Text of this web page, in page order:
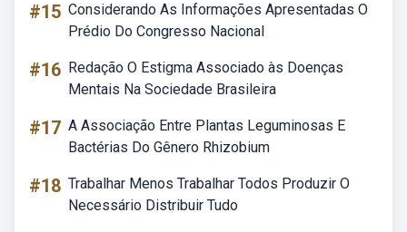
#15 Considerando As Informações Apresentadas O
Prédio Do Congresso Nacional
#16 Redação O Estigma Associado às Doenças
Mentais Na Sociedade Brasileira
#17 A Associação Entre Plantas Leguminosas E
Bactérias Do Gênero Rhizobium
#18 Trabalhar Menos Trabalhar Todos Produzir O
Necessário Distribuir Tudo